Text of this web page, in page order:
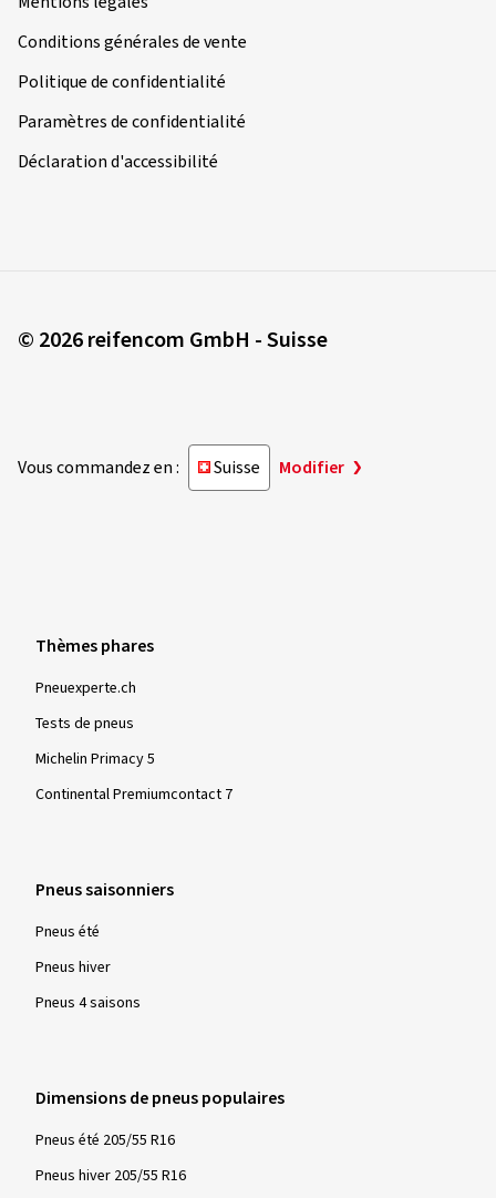
Conditions générales de vente
Politique de confidentialité
Paramètres de confidentialité
Déclaration d'accessibilité
© 2026 reifencom GmbH - Suisse
Vous commandez en : Suisse Modifier
Thèmes phares
Pneuexperte.ch
Tests de pneus
Michelin Primacy 5
Continental Premiumcontact 7
Pneus saisonniers
Pneus été
Pneus hiver
Pneus 4 saisons
Dimensions de pneus populaires
Pneus été 205/55 R16
Pneus hiver 205/55 R16